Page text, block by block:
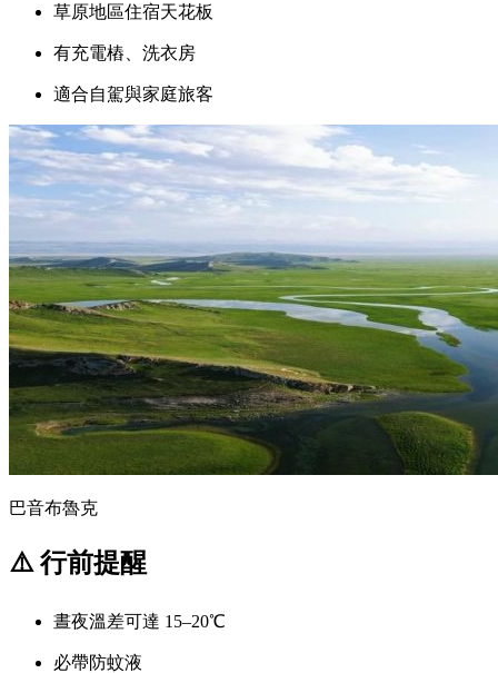
草原地區住宿天花板
有充電樁、洗衣房
適合自駕與家庭旅客
巴音布魯克
⚠️ 行前提醒
晝夜溫差可達 15–20℃
必帶防蚊液